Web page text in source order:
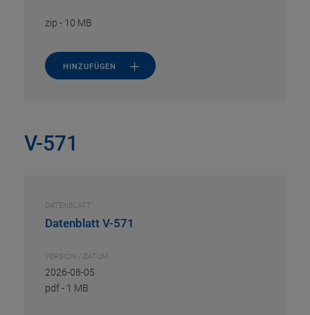
zip - 10 MB
HINZUFÜGEN
V-571
DATENBLATT
Datenblatt V-571
VERSION / DATUM
2026-08-05
pdf- 1 MB